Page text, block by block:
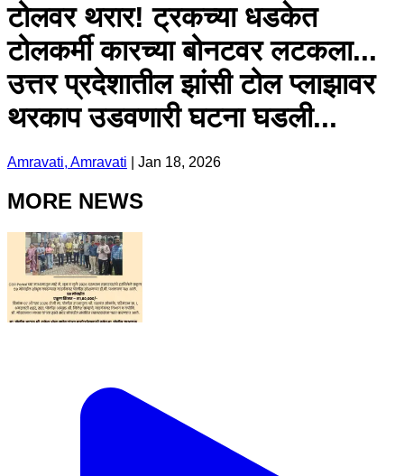
टोलवर थरार! ट्रकच्या धडकेत
टोलकर्मी कारच्या बोनटवर लटकला...
उत्तर प्रदेशातील झांसी टोल प्लाझावर
थरकाप उडवणारी घटना घडली...
Amravati, Amravati Jan 18, 2026
MORE NEWS